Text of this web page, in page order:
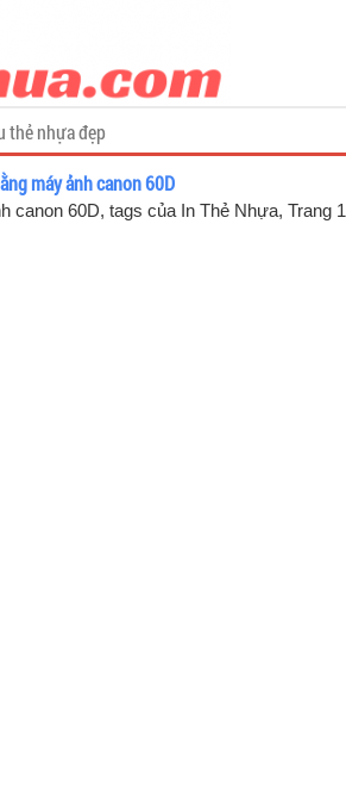
thẻ nhựa đẹp
máy ảnh canon 60D
canon 60D, tags của In Thẻ Nhựa, Trang 1